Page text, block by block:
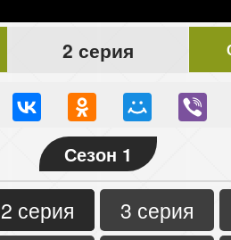
2 серия
Сезон 1
2 серия
3 серия